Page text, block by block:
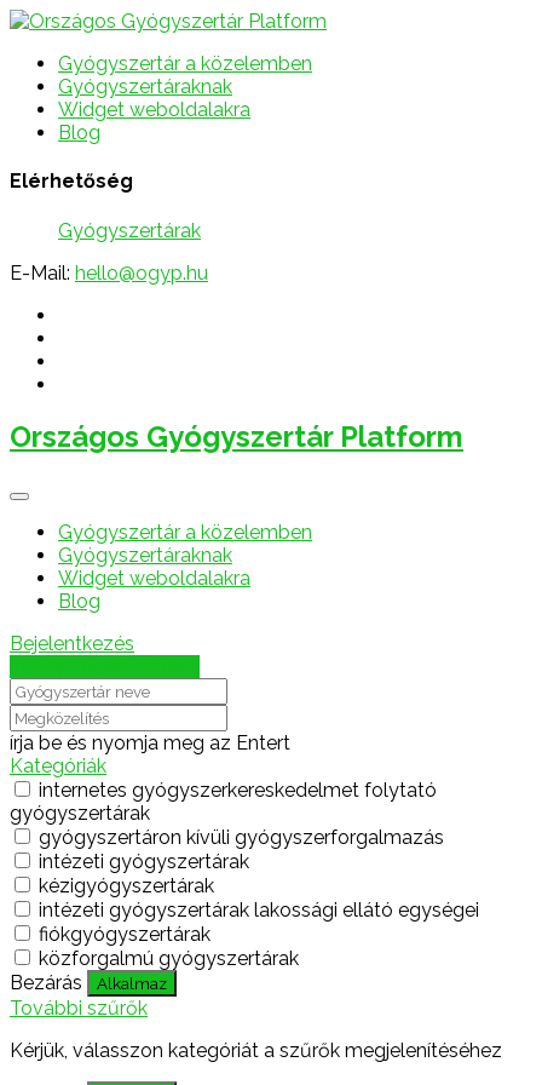
Gyógyszertár a közelemben
Gyógyszertáraknak
Widget weboldalakra
Blog
Elérhetőség
Gyógyszertárak
E-Mail: hello@ogyp.hu
Országos Gyógyszertár Platform
Gyógyszertár a közelemben
Gyógyszertáraknak
Widget weboldalakra
Blog
Bejelentkezés
írja be és nyomja meg az Entert
Kategóriák
internetes gyógyszerkereskedelmet folytató
gyógyszertárak
gyógyszertáron kívüli gyógyszerforgalmazás
intézeti gyógyszertárak
kézigyógyszertárak
intézeti gyógyszertárak lakossági ellátó egységei
fiókgyógyszertárak
közforgalmú gyógyszertárak
Bezárás
Alkalmaz
További szűrők
Kérjük, válasszon kategóriát a szűrők megjelenítéséhez